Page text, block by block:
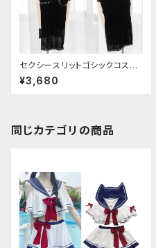
セクシースリットゴシックコスチ
ューム
¥3,680
同じカテゴリの商品